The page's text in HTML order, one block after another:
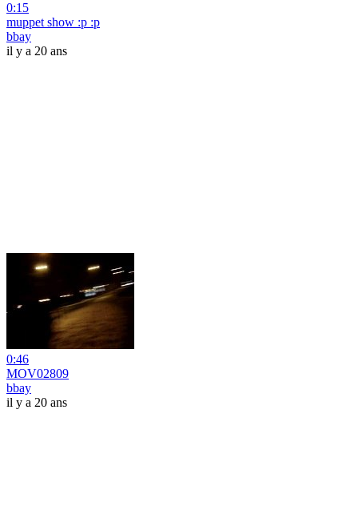
0:15
muppet show :p :p
bbay
il y a 20 ans
0:46
MOV02809
bbay
il y a 20 ans